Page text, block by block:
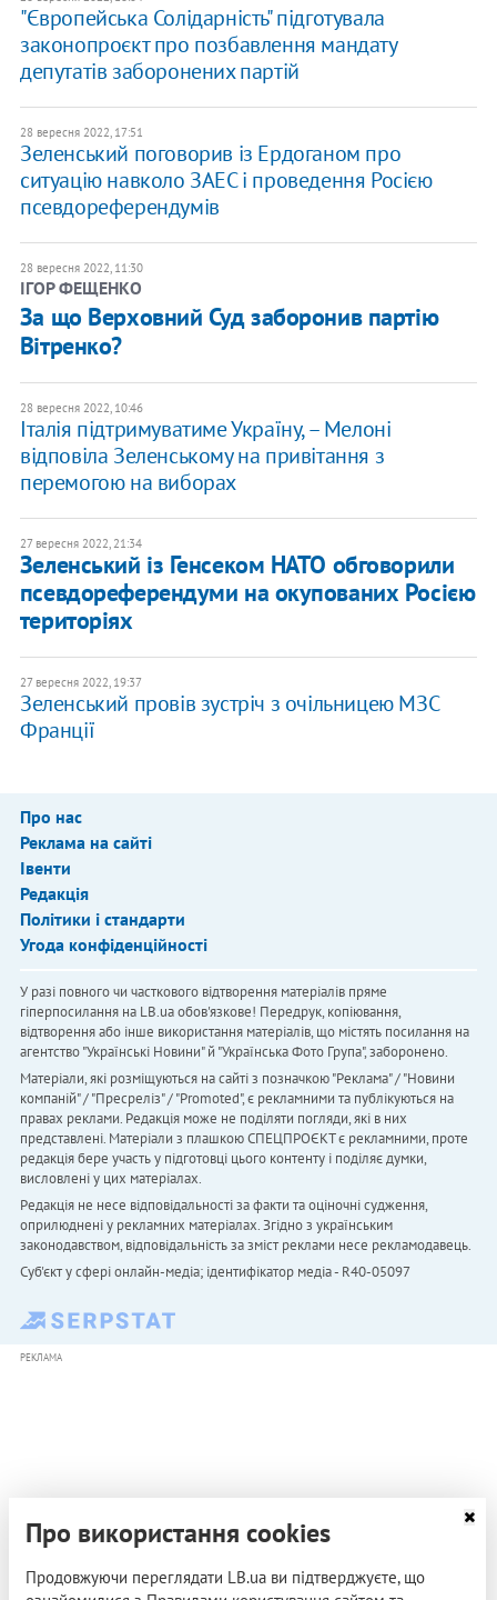
"Європейська Солідарність" підготувала
законопроєкт про позбавлення мандату
депутатів заборонених партій
28 вересня 2022, 17:51
Зеленський поговорив із Ердоганом про
ситуацію навколо ЗАЕС і проведення Росією
псевдореферендумів
28 вересня 2022, 11:30
ІГОР ФЕЩЕНКО
За що Верховний Суд заборонив партію
Вітренко?
28 вересня 2022, 10:46
Італія підтримуватиме Україну, – Мелоні
відповіла Зеленському на привітання з
перемогою на виборах
27 вересня 2022, 21:34
Зеленський із Генсеком НАТО обговорили
псевдореферендуми на окупованих Росією
територіях
27 вересня 2022, 19:37
Зеленський провів зустріч з очільницею МЗС
Франції
Про нас
Реклама на сайті
Івенти
Редакція
Політики і стандарти
Угода конфіденційності
У разі повного чи часткового відтворення матеріалів пряме
гіперпосилання на LB.ua обов'язкове! Передрук, копіювання,
відтворення або інше використання матеріалів, що містять посилання на
агентство "Українськi Новини" й "Українська Фото Група", заборонено.
Матеріали, які розміщуються на сайті з позначкою "Реклама" / "Новини
компаній" / "Пресреліз" / "Promoted", є рекламними та публікуються на
правах реклами. Редакція може не поділяти погляди, які в них
представлені. Матеріали з плашкою СПЕЦПРОЄКТ є рекламними, проте
редакція бере участь у підготовці цього контенту і поділяє думки,
висловлені у цих матеріалах.
Редакція не несе відповідальності за факти та оціночні судження,
оприлюднені у рекламних матеріалах. Згідно з українським
законодавством, відповідальність за зміст реклами несе рекламодавець.
Cуб'єкт у сфері онлайн-медіа; ідентифікатор медіа - R40-05097
РЕКЛАМА
Про використання cookies
Продовжуючи переглядати LB.ua ви підтверджуєте, що